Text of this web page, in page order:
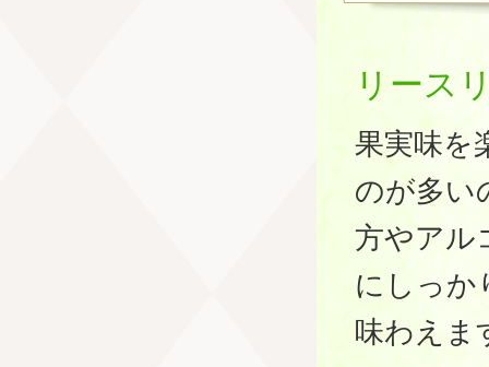
リース
果実味を
のが多い
方やアル
にしっか
味わえま